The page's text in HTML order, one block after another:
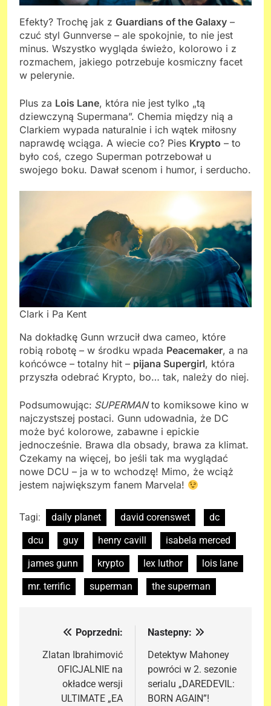
Efekty? Trochę jak z Guardians of the Galaxy –
czuć styl Gunnverse – ale spokojnie, to nie jest
minus. Wszystko wygląda świeżo, kolorowo i z
rozmachem, jakiego potrzebuje kosmiczny facet
w pelerynie.
Plus za Lois Lane, która nie jest tylko „tą
dziewczyną Supermana”. Chemia między nią a
Clarkiem wypada naturalnie i ich wątek miłosny
naprawdę wciąga. A wiecie co? Pies Krypto – to
było coś, czego Superman potrzebował u
swojego boku. Dawał scenom i humor, i serducho.
Clark i Pa Kent
Na dokładkę Gunn wrzucił dwa cameo, które
robią robotę – w środku wpada Peacemaker, a na
końcówce – totalny hit – pijana Supergirl, która
przyszła odebrać Krypto, bo… tak, należy do niej.
Podsumowując: SUPERMANto komiksowe kino w
najczystszej postaci. Gunn udowadnia, że DC
może być kolorowe, zabawne i epickie
jednocześnie. Brawa dla obsady, brawa za klimat.
Czekamy na więcej, bo jeśli tak ma wyglądać
nowe DCU – ja w to wchodzę! Mimo, że wciąż
jestem największym fanem Marvela!
Tagi: daily planet david corenswet
dc
dcu
guy henry cavill
isabela merced
james gunn
krypto lex luthor
lois lane
mr. terrific
superman the superman
Nawigacja
wpisu
Poprzedni:
Zlatan Ibrahimović
OFICJALNIE na
okładce wersji
ULTIMATE „EA
Nastepny:
Detektyw Mahoney
powróci w 2. sezonie
serialu „DAREDEVIL:
BORN AGAIN”!